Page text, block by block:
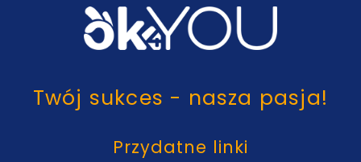
Twój sukces - nasza pasja!
Przydatne linki